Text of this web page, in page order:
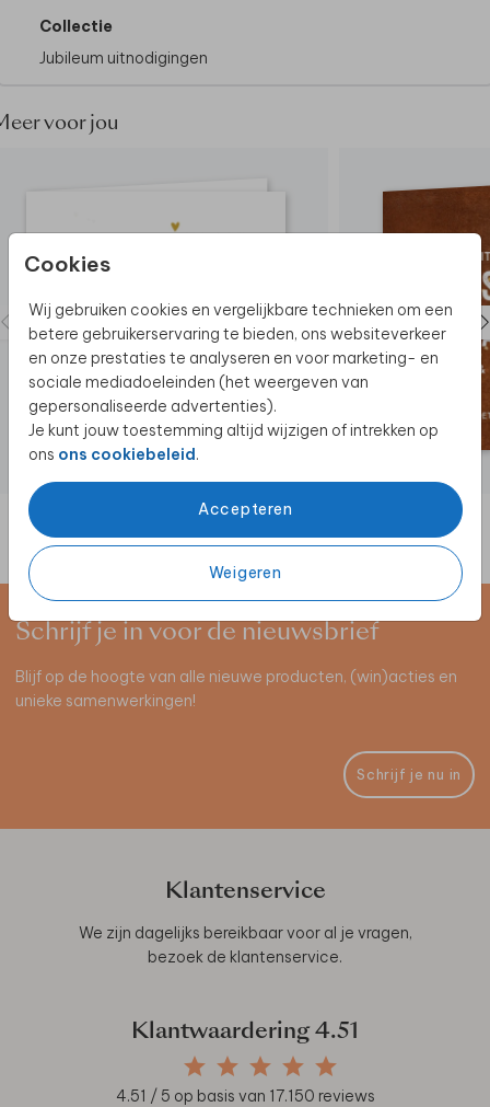
Cookies
Wij gebruiken cookies en vergelijkbare technieken om een
betere gebruikerservaring te bieden, ons websiteverkeer
en onze prestaties te analyseren en voor marketing- en
sociale mediadoeleinden (het weergeven van
gepersonaliseerde advertenties).
Je kunt jouw toestemming altijd wijzigen of intrekken op
ons ons cookiebeleid.
Accepteren
Weigeren
Collectie
Jubileum uitnodigingen
voor jou
Schrijf je in voor de nieuwsbrief
Blijf op de hoogte van alle nieuwe producten, (win)acties en
unieke samenwerkingen!
Schrijf je nu in
Klantenservice
We zijn dagelijks bereikbaar voor al je vragen,
bezoek de klantenservice.
Klantwaardering 4.51
4.51 / 5 op basis van 17.150 reviews